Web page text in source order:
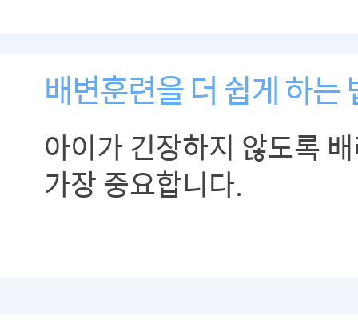
배변훈련을 더 쉽게 하는
아이가 긴장하지 않도록
가장 중요합니다.